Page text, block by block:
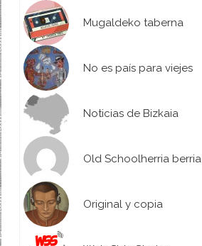
Mugaldeko taberna
No es país para viejes
Noticias de Bizkaia
Old Schoolherria berria
Original y copia